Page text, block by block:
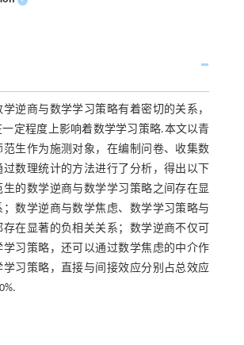
逆商与数学学习策略有着密切的关系，
定程度上影响着数学学习策略.本文以青
范生作为施测对象，在编制问卷、收集数
过数理统计的方法进行了分析，得出以下
生的数学逆商与数学学习策略之间存在显
；数学逆商与数学焦虑、数学学习策略与
在显著的负相关关系；数学逆商不仅可
学习策略，还可以通过数学焦虑的中介作
学习策略，直接与间接效应分别占总效应